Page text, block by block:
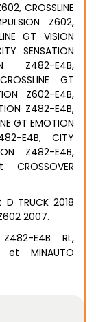
CROSSLINE
Z602,
GT VISION
SENSATION
Z482-E4B,
GT
Z602-E4B,
Z482-E4B,
GT EMOTION
E4B, CITY
Z482-E4B,
TRUCK 2018
2007.
E4B RL,
et MINAUTO